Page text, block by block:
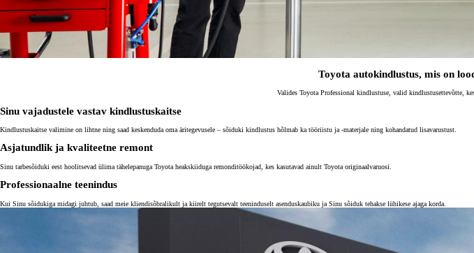
Toyota autokindlustus, mis on
Valides Toyota Professional kindlustuse, valid kindlustusettevõtte,
Sinu vajadustele vastav kindlustuskaitse
Kindlustuskaitse valimine on lihtne ning saad keskenduda oma äritegevusele – sõiduki kindlustus hõlmab ka tööriistu ja -materjale ning kohandatud lisavarustust.
Asjatundlik ja kvaliteetne remont
Sinu tarbesõiduki eest hoolitsevad ülima tähelepanuga Toyota heakskiiduga remonditöökojad, kes kasutavad ainult Toyota originaalvaruosi.
Professionaalne teenindus
Kui Sinu sõidukiga midagi juhtub, saad meie kliendisõbralikult ja kiirelt tegutsevalt teeninduselt asenduskaubiku ja Sinu sõiduk tehakse lühikese ajaga korda.